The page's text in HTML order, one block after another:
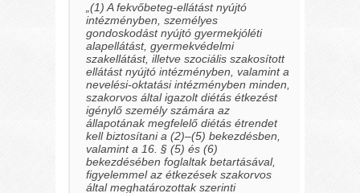
„(1) A fekvőbeteg-ellátást nyújtó
intézményben, személyes
gondoskodást nyújtó gyermekjóléti
alapellátást, gyermekvédelmi
szakellátást, illetve szociális szakosított
ellátást nyújtó intézményben, valamint a
nevelési-oktatási intézményben minden,
szakorvos által igazolt diétás étkezést
igénylő személy számára az
állapotának megfelelő diétás étrendet
kell biztosítani a (2)–(5) bekezdésben,
valamint a 16. § (5) és (6)
bekezdésében foglaltak betartásával,
figyelemmel az étkezések szakorvos
által meghatározottak szerinti